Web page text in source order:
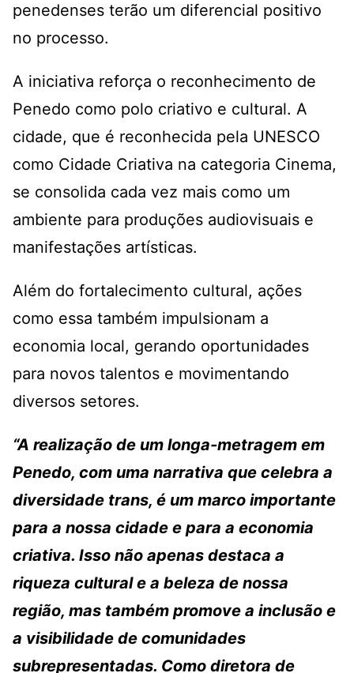
penedenses terão um diferencial positivo
no processo.
A iniciativa reforça o reconhecimento de
Penedo como polo criativo e cultural. A
cidade, que é reconhecida pela UNESCO
como Cidade Criativa na categoria Cinema,
se consolida cada vez mais como um
ambiente para produções audiovisuais e
manifestações artísticas.
Além do fortalecimento cultural, ações
como essa também impulsionam a
economia local, gerando oportunidades
para novos talentos e movimentando
diversos setores.
“A realização de um longa-metragem em
Penedo, com uma narrativa que celebra a
diversidade trans, é um marco importante
para a nossa cidade e para a economia
criativa. Isso não apenas destaca a
riqueza cultural e a beleza de nossa
região, mas também promove a inclusão e
a visibilidade de comunidades
subrepresentadas. Como diretora de